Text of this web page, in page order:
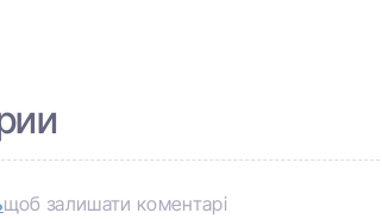
щоб залишати коментарі